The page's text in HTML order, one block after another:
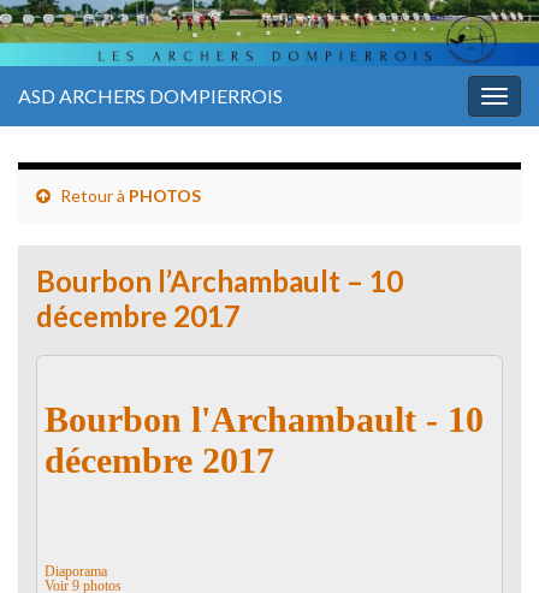
ASD ARCHERS DOMPIERROIS
Retour à PHOTOS
Bourbon l’Archambault – 10
décembre 2017
Bourbon l'Archambault - 10
décembre 2017
Diaporama
Voir 9 photos